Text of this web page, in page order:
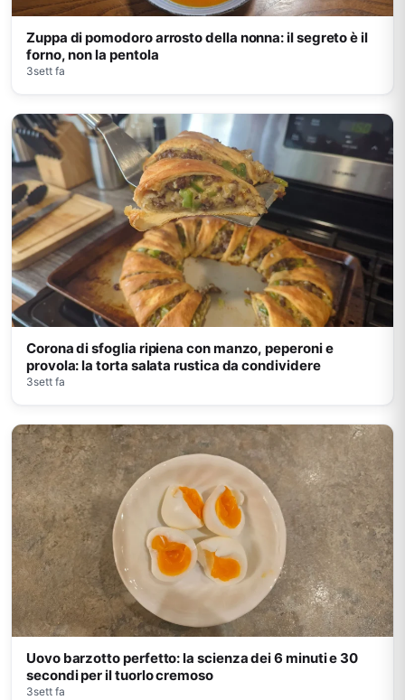
Zuppa di pomodoro arrosto della nonna: il segreto è il
forno, non la pentola
3sett fa
Corona di sfoglia ripiena con manzo, peperoni e
provola: la torta salata rustica da condividere
3sett fa
Uovo barzotto perfetto: la scienza dei 6 minuti e 30
secondi per il tuorlo cremoso
3sett fa